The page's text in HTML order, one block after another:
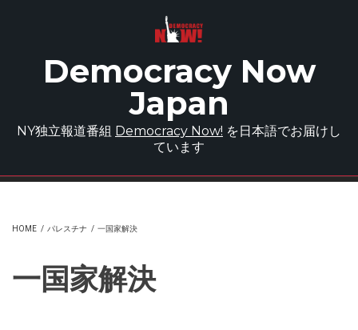
Democracy Now
Japan
NY独立報道番組 Democracy Now! を日本語でお届けし
ています
HOME / パレスチナ / 一国家解決
一国家解決